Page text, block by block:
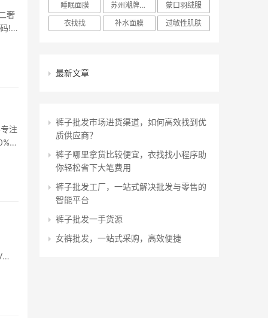
奢
!
注
睡眠面膜
苏州潮牌货源
蒙口羽绒服
衣找找
补水面膜 过敏性肌肤
最新文章
裤子批发市场进货渠道，如何高效找到优
质供应商？
裤子哪里拿货比较便宜，衣找找小程序助
你轻松省下大笔费用
裤子批发工厂，一站式解决批发与零售的
智能平台
裤子批发一手货源
女裤批发，一站式采购，高效便捷